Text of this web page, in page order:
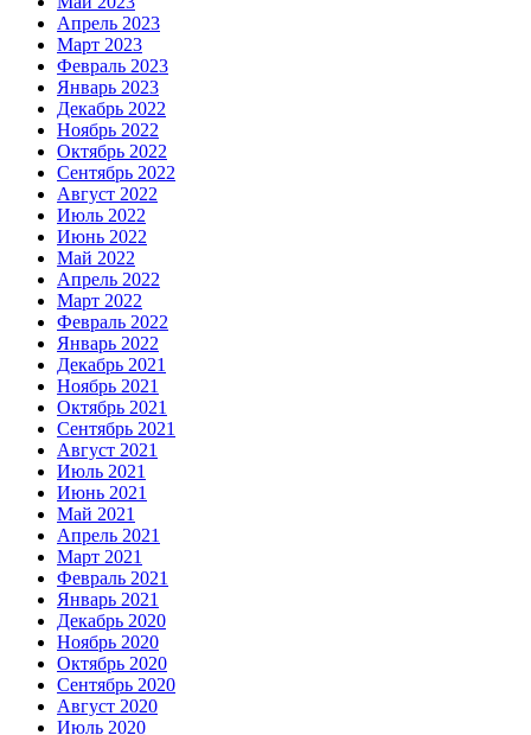
Апрель 2023
Март 2023
Февраль 2023
Январь 2023
Декабрь 2022
Ноябрь 2022
Октябрь 2022
Сентябрь 2022
Август 2022
Июль 2022
Июнь 2022
Май 2022
Апрель 2022
Март 2022
Февраль 2022
Январь 2022
Декабрь 2021
Ноябрь 2021
Октябрь 2021
Сентябрь 2021
Август 2021
Июль 2021
Июнь 2021
Май 2021
Апрель 2021
Март 2021
Февраль 2021
Январь 2021
Декабрь 2020
Ноябрь 2020
Октябрь 2020
Сентябрь 2020
Август 2020
Июль 2020